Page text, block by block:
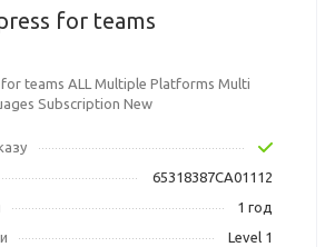
for teams
teams ALL Multiple Platforms Multi
Subscription New
65318387CA01112
1 год
Level 1